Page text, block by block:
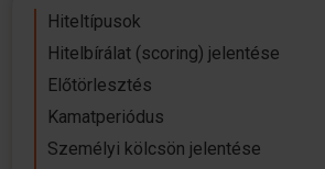
Hiteltípusok
Hitelbírálat (scoring) jelentése
Előtörlesztés
Kamatperiódus
Személyi kölcsön jelentése